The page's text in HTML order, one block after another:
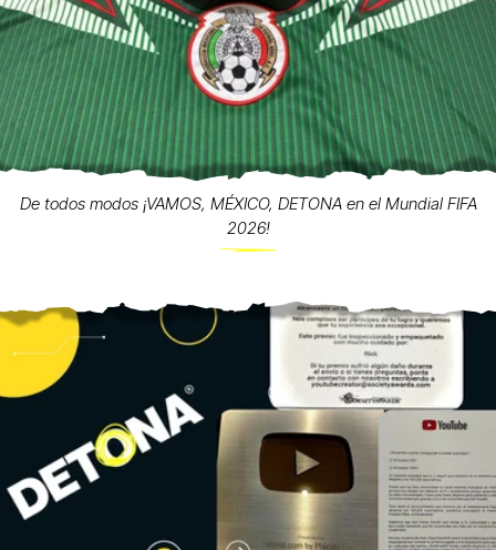
De todos modos ¡VAMOS, MÉXICO, DETONA en el Mundial FIFA
2026!